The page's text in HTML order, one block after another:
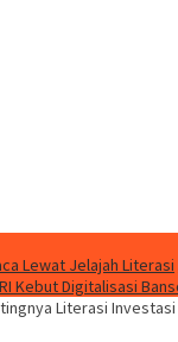
Lewat Jelajah Literasi
Kebut Digitalisasi
Literasi Investasi